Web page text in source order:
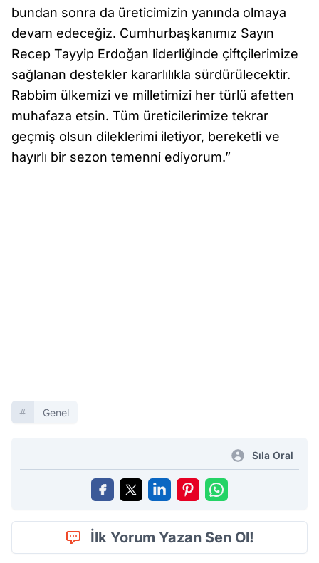
bundan sonra da üreticimizin yanında olmaya
devam edeceğiz. Cumhurbaşkanımız Sayın
Recep Tayyip Erdoğan liderliğinde çiftçilerimize
sağlanan destekler kararlılıkla sürdürülecektir.
Rabbim ülkemizi ve milletimizi her türlü afetten
muhafaza etsin. Tüm üreticilerimize tekrar
geçmiş olsun dileklerimi iletiyor, bereketli ve
hayırlı bir sezon temenni ediyorum.”
Genel
Sıla Oral
İlk Yorum Yazan Sen Ol!